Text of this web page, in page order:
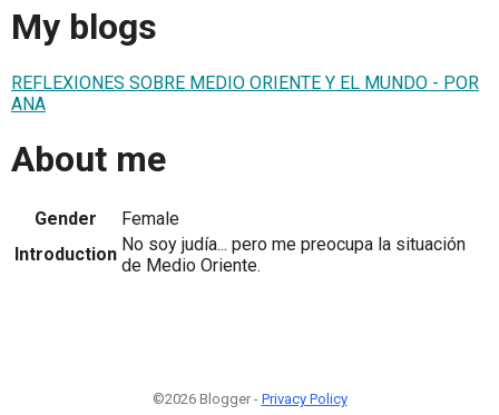
My blogs
REFLEXIONES SOBRE MEDIO ORIENTE Y EL MUNDO - POR
ANA
About me
Gender
Female
Introduction No soy judía... pero me preocupa la situación
de Medio Oriente.
©2026 Blogger - Privacy Policy